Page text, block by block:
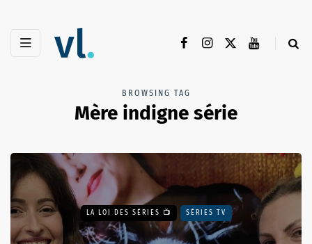
BROWSING TAG
Mère indigne série
LA LOI DES SÉRIES 📺 SÉRIES TV